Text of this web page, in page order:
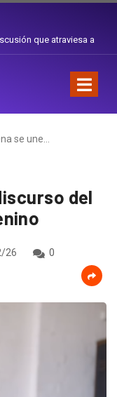
en Corporación
se une…
del
26
0